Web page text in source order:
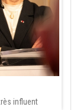
influent